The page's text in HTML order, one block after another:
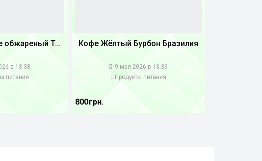
Крафтовый кофе обжареный Танзания
в 13:38
питания
Кофе Жёлтый Бурбон Бразилия
9 мая 2026 в 13:39
Продукты питания
800 грн.